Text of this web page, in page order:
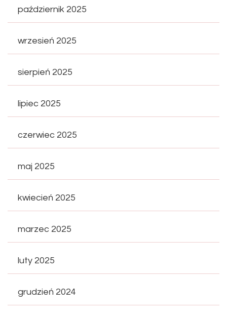
październik 2025
wrzesień 2025
sierpień 2025
lipiec 2025
czerwiec 2025
maj 2025
kwiecień 2025
marzec 2025
luty 2025
grudzień 2024